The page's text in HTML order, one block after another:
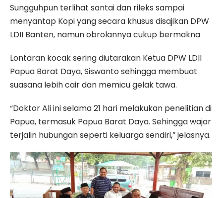
Sungguhpun terlihat santai dan rileks sampai
menyantap Kopi yang secara khusus disajikan DPW
LDII Banten, namun obrolannya cukup bermakna
Lontaran kocak sering diutarakan Ketua DPW LDII
Papua Barat Daya, Siswanto sehingga membuat
suasana lebih cair dan memicu gelak tawa.
“Doktor Ali ini selama 21 hari melakukan penelitian di
Papua, termasuk Papua Barat Daya. Sehingga wajar
terjalin hubungan seperti keluarga sendiri,” jelasnya.